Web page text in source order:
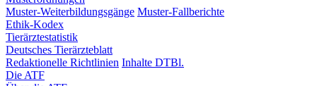
Muster-Weiterbildungsgänge Muster-Fallberichte
Ethik-Kodex
Tierärztestatistik
Deutsches Tierärzteblatt
Redaktionelle Richtlinien Inhalte DTBl.
Die ATF